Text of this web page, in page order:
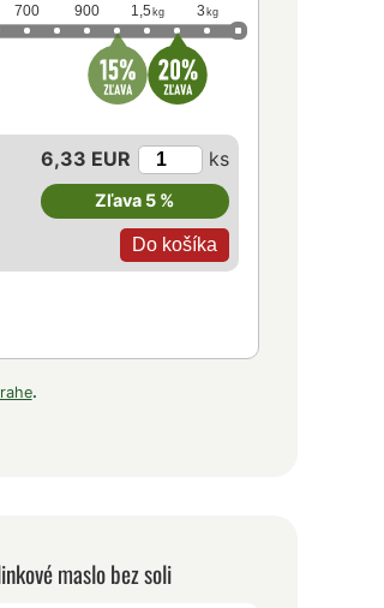
700 900 1,5 kg 3 kg
6,33 EUR ks
Zľava 5 %
.
maslo bez soli